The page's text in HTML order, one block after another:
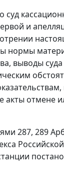
суд
и
нормы
выводы
акты отмене
287, 289